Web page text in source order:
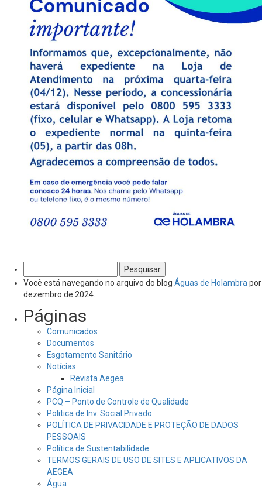
por:
Você está navegando no arquivo do blog Águas de Holambra por
dezembro de 2024.
Páginas
Comunicados
Documentos
Esgotamento Sanitário
Notícias
Revista Aegea
Página Inicial
PCQ – Ponto de Controle de Qualidade
Politica de Inv. Social Privado
POLÍTICA DE PRIVACIDADE E PROTEÇÃO DE DADOS
PESSOAIS
Política de Sustentabilidade
TERMOS GERAIS DE USO DE SITES E APLICATIVOS DA
AEGEA
Água